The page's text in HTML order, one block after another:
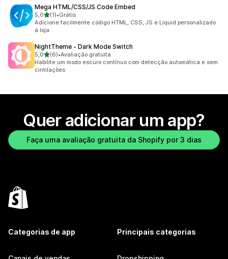
Mega HTML/CSS/JS Code Embed
5,0de 5 estrelas
(1)
1 avaliações ao todo
•Grátis
Adicione facilmente código HTML, CSS, JS e Liquid personalizado
à loja
NightTheme ‑ Dark Mode Switch
5,0de 5 estrelas
(6)
6 avaliações ao todo
•Avaliação gratuita
Habilite um modo escuro contínuo com detecção automática e sem
cintilações
Quer adicionar um app?
Faça uma avaliação gratuita da Shopify por 3 dias
Categorias de app Principais categorias